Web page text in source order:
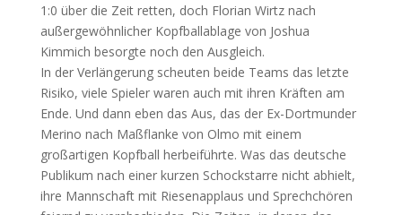
1:0 über die Zeit retten, doch Florian Wirtz nach
außergewöhnlicher Kopfballablage von Joshua
Kimmich besorgte noch den Ausgleich.
In der Verlängerung scheuten beide Teams das letzte
Risiko, viele Spieler waren auch mit ihren Kräften am
Ende. Und dann eben das Aus, das der Ex-Dortmunder
Merino nach Maßflanke von Olmo mit einem
großartigen Kopfball herbeiführte. Was das deutsche
Publikum nach einer kurzen Schockstarre nicht abhielt,
ihre Mannschaft mit Riesenapplaus und Sprechchören